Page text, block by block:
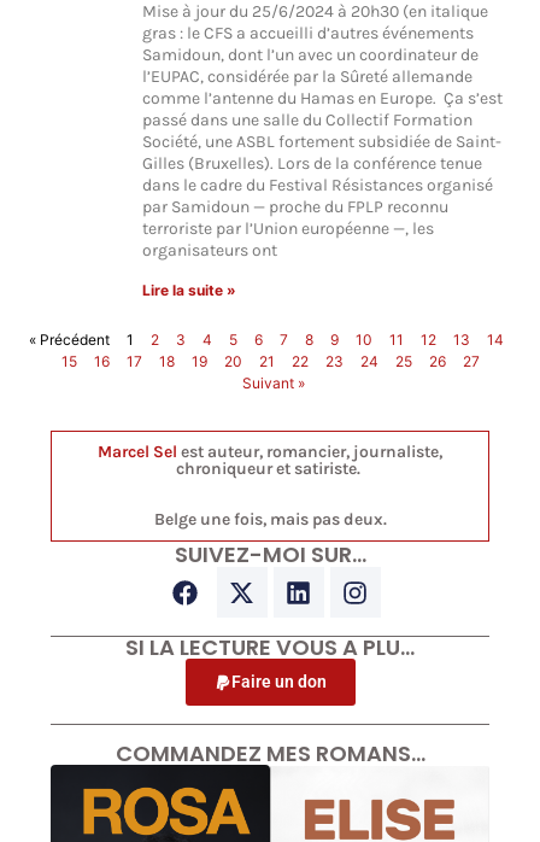
Mise à jour du 25/6/2024 à 20h30 (en italique
gras : le CFS a accueilli d’autres événements
Samidoun, dont l’un avec un coordinateur de
l’EUPAC, considérée par la Sûreté allemande
comme l’antenne du Hamas en Europe. Ça s’est
passé dans une salle du Collectif Formation
Société, une ASBL fortement subsidiée de Saint-
Gilles (Bruxelles). Lors de la conférence tenue
dans le cadre du Festival Résistances organisé
par Samidoun — proche du FPLP reconnu
terroriste par l’Union européenne —, les
organisateurs ont
Lire la suite »
« Précédent 1 2 3 4 5 6 7 8 9 10 11 12 13
14
15
16 17 18 19 20 21 22 23 24 25 26
27
Suivant »
Marcel Sel est auteur, romancier, journaliste,
chroniqueur et satiriste.
Belge une fois, mais pas deux.
SUIVEZ-MOI SUR…
SI LA LECTURE VOUS A PLU…
Faire un don
COMMANDEZ MES ROMANS…